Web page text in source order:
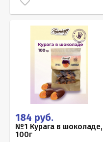
184 руб.
№1 Курага в шоколаде,
100г